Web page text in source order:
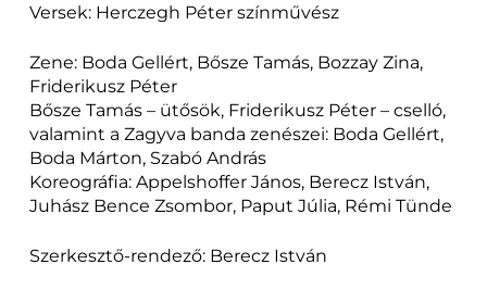
Versek: Herczegh Péter színművész
Zene: Boda Gellért, Bősze Tamás, Bozzay Zina,
Friderikusz Péter
Bősze Tamás – ütősök, Friderikusz Péter – cselló,
valamint a Zagyva banda zenészei: Boda Gellért,
Boda Márton, Szabó András
Koreográfia: Appelshoffer János, Berecz István,
Juhász Bence Zsombor, Paput Júlia, Rémi Tünde
Szerkesztő-rendező: Berecz István